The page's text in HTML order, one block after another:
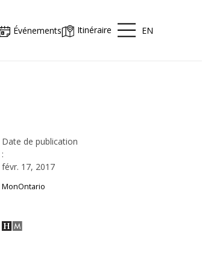
Événements Itinéraire EN
Date de publication
:
févr. 17, 2017
MonOntario